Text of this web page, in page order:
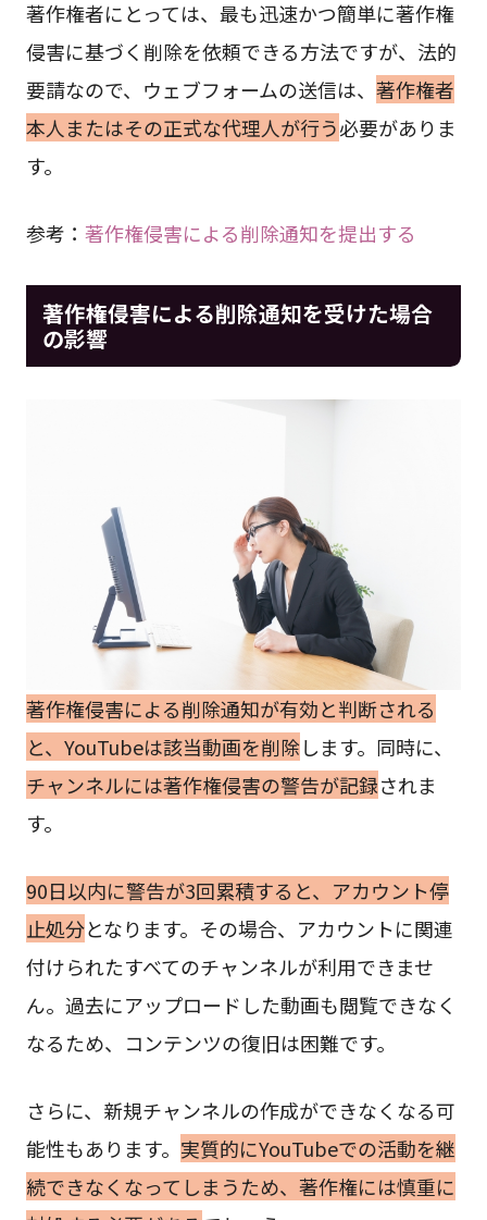
著作権者にとっては、最も迅速かつ簡単に著作権
侵害に基づく削除を依頼できる方法ですが、法的
要請なので、ウェブフォームの送信は、 著作権者
本人またはその正式な代理人が行う必要がありま
す。
参考： 著作権侵害による削除通知を提出する
著作権侵害による削除通知を受けた場合
の影響
著作権侵害による削除通知が有効と判断される
と、YouTubeは該当動画を削除します。同時に、
チャンネルには著作権侵害の警告が記録されま
す。
90日以内に警告が3回累積すると、アカウント停
止処分となります。その場合、アカウントに関連
付けられたすべてのチャンネルが利用できませ
ん。過去にアップロードした動画も閲覧できなく
なるため、コンテンツの復旧は困難です。
さらに、新規チャンネルの作成ができなくなる可
能性もあります。 実質的にYouTubeでの活動を継
続できなくなってしまうため、著作権には慎重に